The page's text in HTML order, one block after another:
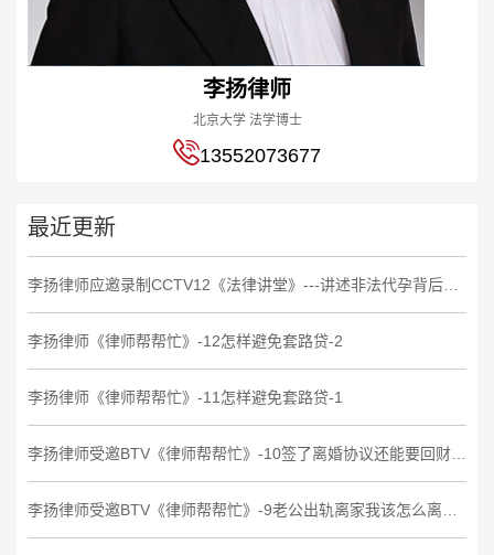
李扬律师
北京大学 法学博士
13552073677
最近更新
李扬律师《律师帮帮忙》-12怎样避免套路贷-2
李扬律师《律师帮帮忙》-11怎样避免套路贷-1